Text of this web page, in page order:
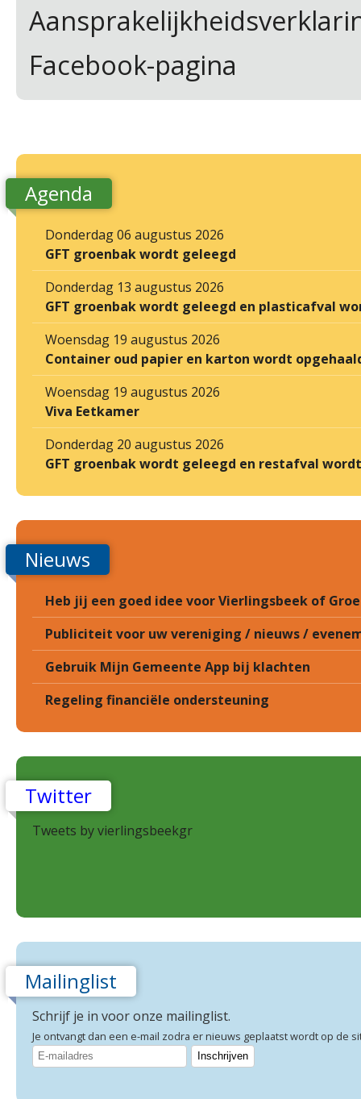
Facebook-pagina
Agenda
Donderdag 06 augustus 2026
GFT groenbak wordt geleegd
Donderdag 13 augustus 2026
GFT groenbak wordt geleegd en plasticafval
Woensdag 19 augustus 2026
Container oud papier en karton wordt
Woensdag 19 augustus 2026
Viva Eetkamer
Donderdag 20 augustus 2026
GFT groenbak wordt geleegd en restafval
Nieuws
Heb jij een goed idee voor Vierlingsbeek of
Publiciteit voor uw vereniging / nieuws /
Gebruik Mijn Gemeente App bij klachten
Regeling financiële ondersteuning
Twitter
Tweets by vierlingsbeekgr
Mailinglist
Schrijf je in voor onze mailinglist.
Je ontvangt dan een e-mail zodra er nieuws geplaatst wordt op de